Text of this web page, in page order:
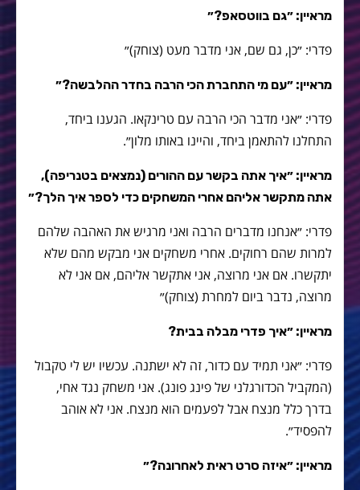
מראיין: ״גם בווטסאפ?״
פדרי: ״כן, גם שם, אני מדבר מעט (צוחק)״
מראיין: ״עם מי התחברת הכי הרבה בחדר ההלבשה?״
פדרי: ״אני מדבר הכי הרבה עם טרינקאו. הגענו ביחד,
התחלנו להתאמן ביחד, והיינו באותו מלון״.
מראיין: ״איך אתה בקשר עם ההורים (נמצאים בטנריפה),
אתה מתקשר אליהם אחרי המשחקים כדי לספר איך הלך?״
פדרי: ״אנחנו מדברים הרבה ואני מרגיש את האהבה שלהם
למרות שהם רחוקים. אחרי משחקים אני מבקש מהם שלא
יתקשרו. אם אני מרוצה, אני אתקשר אליהם, אם אני לא
מרוצה, נדבר ביום למחרת (צוחק)״
מראיין: ״איך פדרי מבלה בבית?
פדרי: ״אני תמיד עם כדור, זה לא ישתנה. עכשיו יש לי טקבול
(המקביל הכדורגלני של פינג פונג). אני משחק נגד אחי,
בדרך כלל מנצח אבל לפעמים הוא מנצח. אני לא אוהב
להפסיד״.
מראיין: ״איזה סרט ראית לאחרונה?״